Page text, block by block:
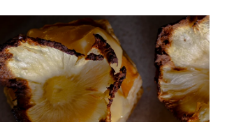
DISTRIBUIDORES E REPRESENTANTES